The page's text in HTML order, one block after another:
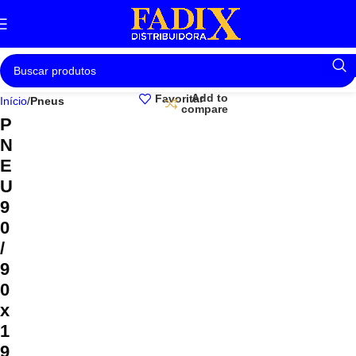
Início Pneus FavoritarAdd to
compare
P
N
E
U
9
0
/
9
0
x
1
9